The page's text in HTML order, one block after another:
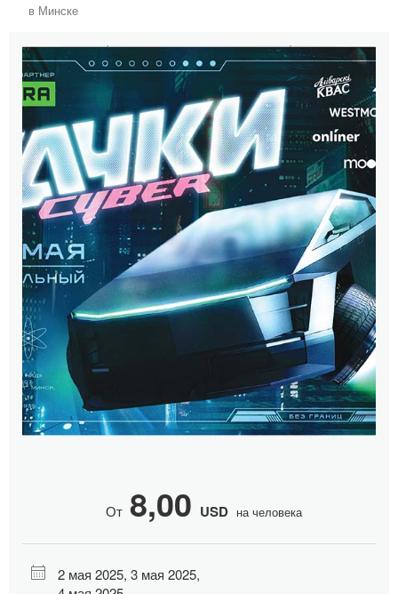
в Минске
От 8,00 USD на человека
2 мая 2025, 3 мая 2025,